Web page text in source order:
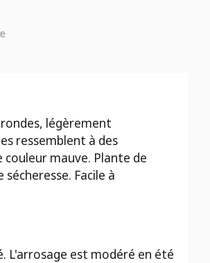
légèrement
ressemblent à des
couleur mauve. Plante de
Facile à
L'arrosage est modéré en été